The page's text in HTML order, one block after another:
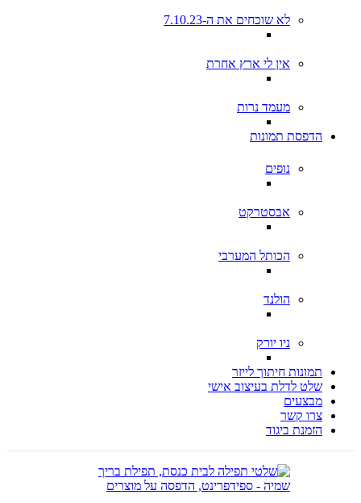
לא שוכחים את ה-7.10.23
אין לי ארץ אחרת
מעמד נרות
הדפסת תמונות
נופים
אבסטרקט
הכותל המערבי
הולנד
ניו יורק
תמונות חיתוך לייזר
שלט לדלת בעיצוב אישי
מבצעים
צרו קשר
הזמנת ביגוד